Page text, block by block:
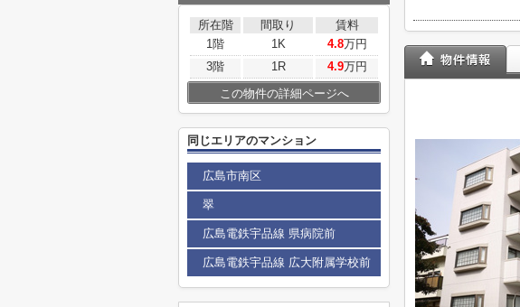
所在階 間取り
賃料
1階
1K 4.8万円
3階
1R 4.9万円
この物件の詳細ページへ
同じエリアのマンション
広島市南区
翠
広島電鉄宇品線 県病院前
広島電鉄宇品線 広大附属学校前